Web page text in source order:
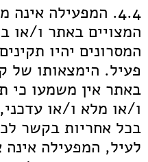
4.4. המפעילה
המצויים באתר ו/או
המסרונים יהיו
פעיל. הימצאותו של
באתר אין משמעו כי
ו/או מלא ו/או
בכל אחריות בקשר
לעיל, המפעילה